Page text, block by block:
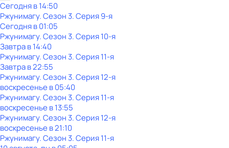
Сегодня в 14:50
Ржунимагу. Сезон 3. Серия 9-я
Сегодня в 01:05
Ржунимагу. Сезон 3. Серия 10-я
Завтра в 14:40
Ржунимагу. Сезон 3. Серия 11-я
Завтра в 22:55
Ржунимагу. Сезон 3. Серия 12-я
воскресенье в05:40
Ржунимагу. Сезон 3. Серия 11-я
воскресенье в13:55
Ржунимагу. Сезон 3. Серия 12-я
воскресенье в21:10
Ржунимагу. Сезон 3. Серия 11-я